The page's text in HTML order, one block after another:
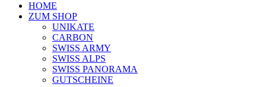
HOME
ZUM SHOP
UNIKATE
CARBON
SWISS ARMY
SWISS ALPS
SWISS PANORAMA
GUTSCHEINE